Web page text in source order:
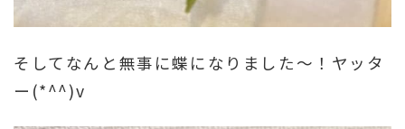
そしてなんと無事に蝶になりました～！ヤッタ
ー(*^^)v